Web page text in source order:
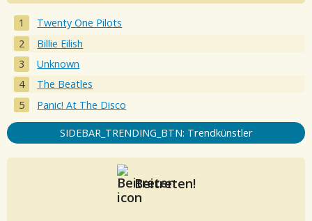
Twenty One Pilots
Billie Eilish
Unknown
The Beatles
Panic! At The Disco
SIDEBAR_TRENDING_BTN: Trendkünstler
Beitreten!